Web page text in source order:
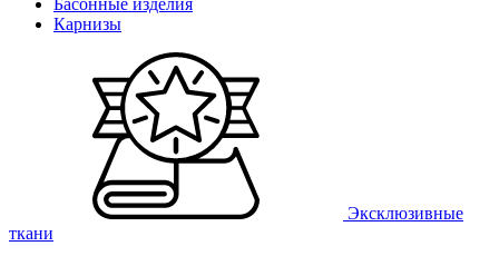
Басонные изделия
Карнизы
Эксклюзивные
ткани